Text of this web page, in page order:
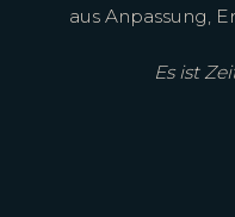
aus Anpassung,
Es ist